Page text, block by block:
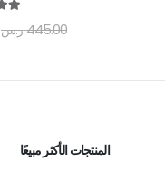
445.00ر.س
المنتجات الأكثر مبيعًا